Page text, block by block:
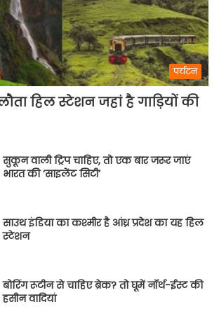
पर्यटन
हिल स्टेशन जहां है गाड़ियों की
सुकून वाली ट्रिप चाहिए, तो एक बार जरूर जाएं
भारत की ‘साइलेंट सिटी’
साउथ इंडिया का कश्मीर है आंध्र प्रदेश का यह हिल
स्टेशन
बोरिंग रूटीन से चाहिए ब्रेक? तो घूमें नॉर्थ-ईस्ट की
हसीन वादियां